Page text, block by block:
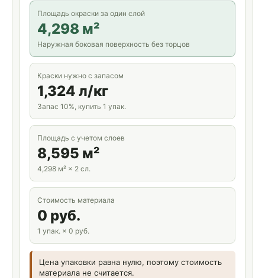
Площадь окраски за один слой
4,298 м²
Наружная боковая поверхность без торцов
Краски нужно с запасом
1,324 л/кг
Запас 10%, купить 1 упак.
Площадь с учетом слоев
8,595 м²
4,298 м² × 2 сл.
Стоимость материала
0 руб.
1 упак. × 0 руб.
Цена упаковки равна нулю, поэтому стоимость
материала не считается.